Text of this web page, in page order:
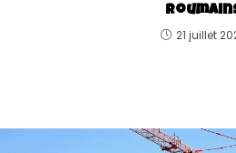
21 juillet